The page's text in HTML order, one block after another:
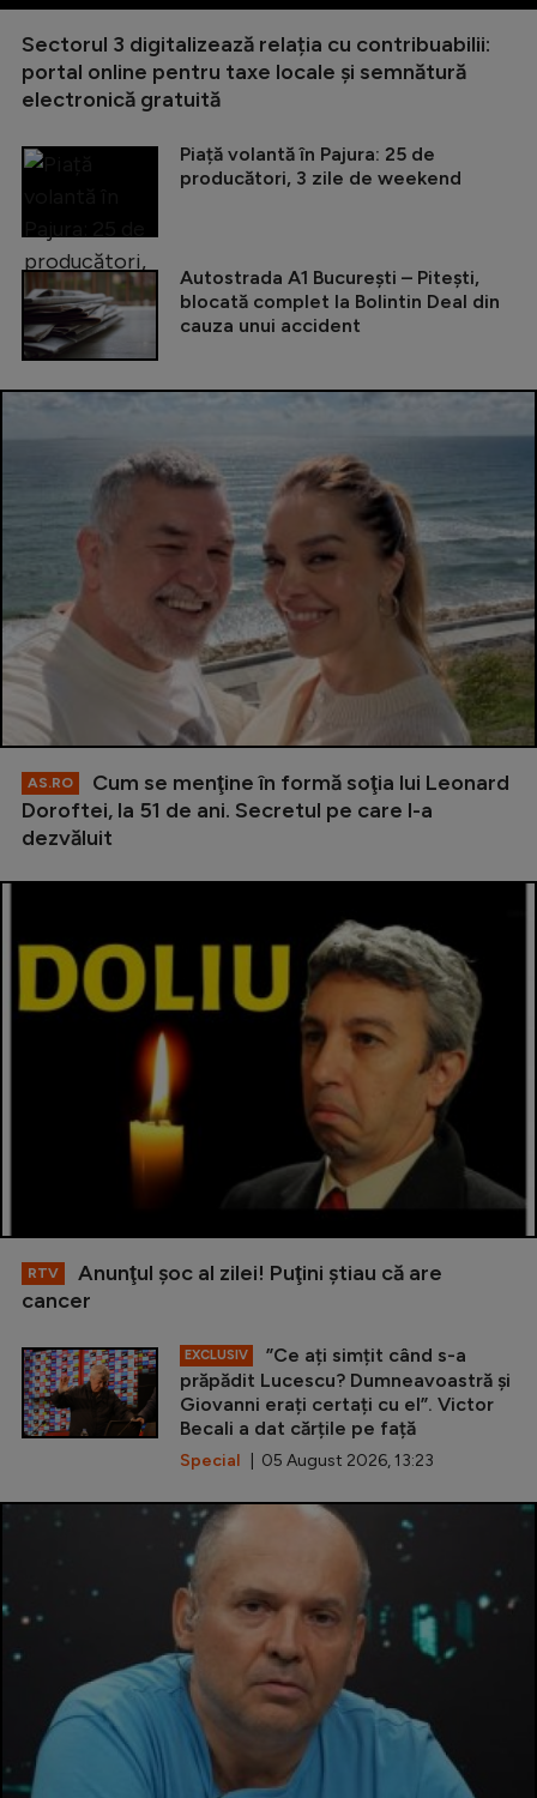
Sectorul 3 digitalizează relația cu contribuabilii:
portal online pentru taxe locale și semnătură
electronică gratuită
Piață volantă în Pajura: 25 de
producători, 3 zile de weekend
Autostrada A1 București – Pitești,
blocată complet la Bolintin Deal din
cauza unui accident
AS.RO
Cum se menţine în formă soţia lui Leonard
Doroftei, la 51 de ani. Secretul pe care l-a
dezvăluit
RTV
Anunţul şoc al zilei! Puţini ştiau că are
cancer
EXCLUSIV
”Ce ați simțit când s-a
prăpădit Lucescu? Dumneavoastră și
Giovanni erați certați cu el”. Victor
Becali a dat cărțile pe față
Special | 05 August 2026, 13:23